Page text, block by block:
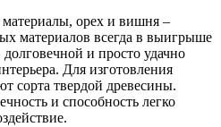
материалы, орех и вишня –
материалов всегда в выигрыше
и просто удачно
Для изготовления
сорта твердой древесины.
и способность легко